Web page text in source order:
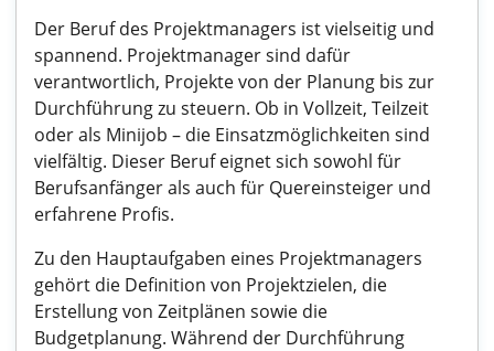
Der Beruf des Projektmanagers ist vielseitig und
spannend. Projektmanager sind dafür
verantwortlich, Projekte von der Planung bis zur
Durchführung zu steuern. Ob in Vollzeit, Teilzeit
oder als Minijob – die Einsatzmöglichkeiten sind
vielfältig. Dieser Beruf eignet sich sowohl für
Berufsanfänger als auch für Quereinsteiger und
erfahrene Profis.
Zu den Hauptaufgaben eines Projektmanagers
gehört die Definition von Projektzielen, die
Erstellung von Zeitplänen sowie die
Budgetplanung. Während der Durchführung